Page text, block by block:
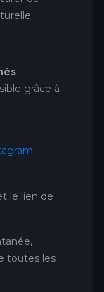
grâce à
le lien de
toutes les